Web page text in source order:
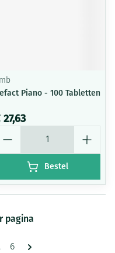
Piano - 100 Tabletten
Bestel
pagina
Pagina
6
pagina